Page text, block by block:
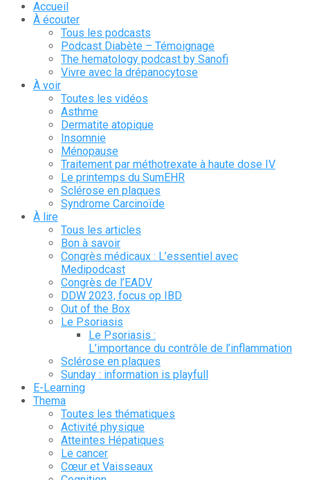
Accueil
À écouter
Tous les podcasts
Podcast Diabète – Témoignage
The hematology podcast by Sanofi
Vivre avec la drépanocytose
À voir
Toutes les vidéos
Asthme
Dermatite atopique
Insomnie
Ménopause
Traitement par méthotrexate à haute dose IV
Le printemps du SumEHR
Sclérose en plaques
Syndrome Carcinoïde
À lire
Tous les articles
Bon à savoir
Congrès médicaux : L’essentiel avec
Medipodcast
Congrès de l’EADV
DDW 2023, focus op IBD
Out of the Box
Le Psoriasis
Le Psoriasis :
L’importance du contrôle de l’inflammation
Sclérose en plaques
Sunday : information is playfull
E-Learning
Thema
Toutes les thématiques
Activité physique
Atteintes Hépatiques
Le cancer
Cœur et Vaisseaux